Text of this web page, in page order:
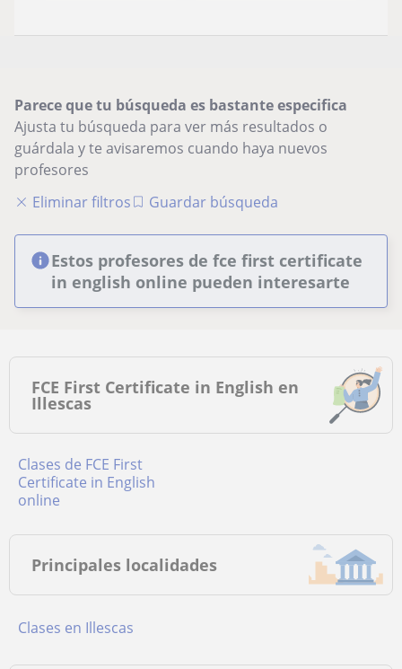
Parece que tu búsqueda es bastante especifica
Ajusta tu búsqueda para ver más resultados o
guárdala y te avisaremos cuando haya nuevos
profesores
Eliminar filtros
Guardar búsqueda
Estos profesores de fce first certificate
in english online pueden interesarte
FCE First Certificate in English en
Illescas
Clases de FCE First
Certificate in English
online
Principales localidades
Clases en Illescas